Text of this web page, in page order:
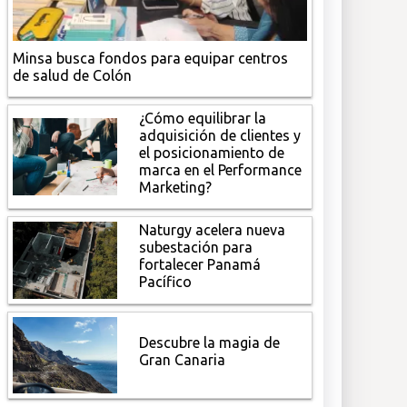
Minsa busca fondos para equipar centros
de salud de Colón
¿Cómo equilibrar la
adquisición de clientes y
el posicionamiento de
marca en el Performance
Marketing?
Naturgy acelera nueva
subestación para
fortalecer Panamá
Pacífico
Descubre la magia de
Gran Canaria